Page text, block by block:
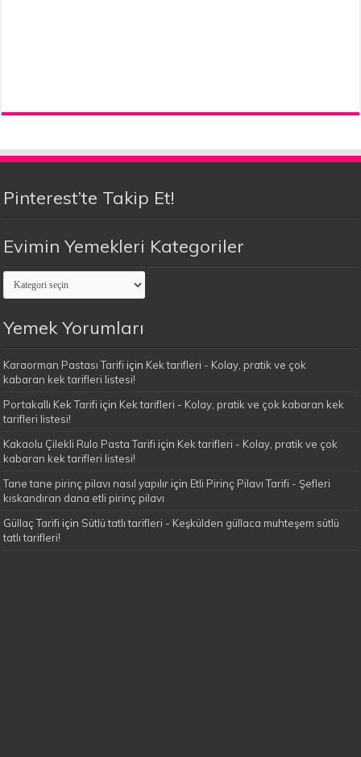
Pinterest’te Takip Et!
Evimin Yemekleri Kategoriler
Evimin
Yemekleri
Kategoriler
Yemek Yorumları
Karaorman Pastası Tarifi için Kek tarifleri - Kolay, pratik ve çok
kabaran kek tarifleri listesi!
Portakallı Kek Tarifi için Kek tarifleri - Kolay, pratik ve çok kabaran kek
tarifleri listesi!
Kakaolu Çilekli Rulo Pasta Tarifi için Kek tarifleri - Kolay, pratik ve çok
kabaran kek tarifleri listesi!
Tane tane pirinç pilavı nasıl yapılır için Etli Pirinç Pilavı Tarifi - Şefleri
kıskandıran dana etli pirinç pilavı
Güllaç Tarifi için Sütlü tatlı tarifleri - Keşkülden güllaca muhteşem sütlü
tatlı tarifleri!